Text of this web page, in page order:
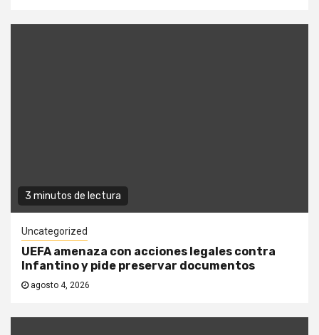
3 minutos de lectura
Uncategorized
UEFA amenaza con acciones legales contra
Infantino y pide preservar documentos
agosto 4, 2026